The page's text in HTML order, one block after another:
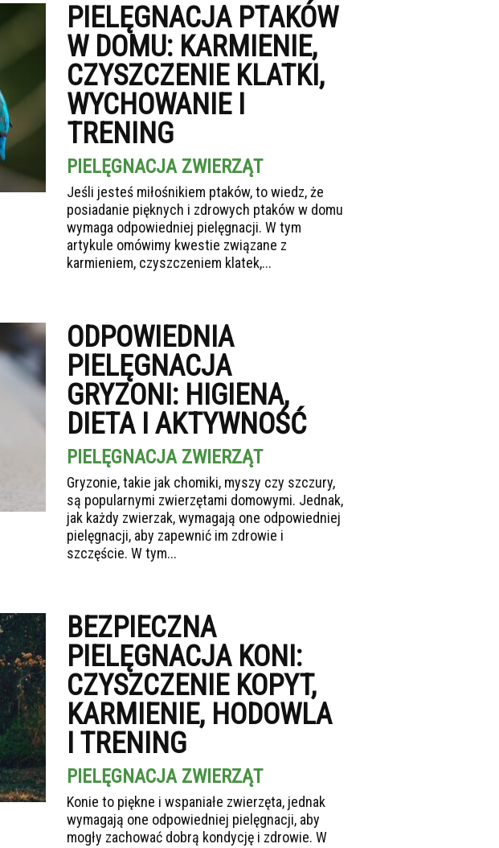
PIELĘGNACJA PTAKÓW
W DOMU: KARMIENIE,
CZYSZCZENIE KLATKI,
WYCHOWANIE I
TRENING
PIELĘGNACJA ZWIERZĄT
Jeśli jesteś miłośnikiem ptaków, to wiedz, że
posiadanie pięknych i zdrowych ptaków w domu
wymaga odpowiedniej pielęgnacji. W tym
artykule omówimy kwestie związane z
karmieniem, czyszczeniem klatek,...
ODPOWIEDNIA
PIELĘGNACJA
GRYZONI: HIGIENA,
DIETA I AKTYWNOŚĆ
PIELĘGNACJA ZWIERZĄT
Gryzonie, takie jak chomiki, myszy czy szczury,
są popularnymi zwierzętami domowymi. Jednak,
jak każdy zwierzak, wymagają one odpowiedniej
pielęgnacji, aby zapewnić im zdrowie i
szczęście. W tym...
BEZPIECZNA
PIELĘGNACJA KONI:
CZYSZCZENIE KOPYT,
KARMIENIE, HODOWLA
I TRENING
PIELĘGNACJA ZWIERZĄT
Konie to piękne i wspaniałe zwierzęta, jednak
wymagają one odpowiedniej pielęgnacji, aby
mogły zachować dobrą kondycję i zdrowie. W